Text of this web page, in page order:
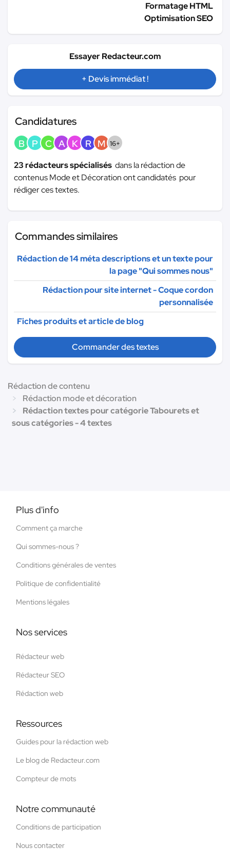
Formatage HTML
Optimisation SEO
Essayer Redacteur.com
+ Devis immédiat !
Candidatures
B P C A K R M 16+
23 rédacteurs spécialisés dans la rédaction de
contenus Mode et Décoration ont candidatés pour
rédiger ces textes.
Commandes similaires
Rédaction de 14 méta descriptions et un texte pour
la page "Qui sommes nous"
Rédaction pour site internet - Coque cordon
personnalisée
Fiches produits et article de blog
Commander des textes
Rédaction de contenu
Rédaction mode et décoration
Rédaction textes pour catégorie Tabourets et
sous catégories - 4 textes
Plus d'info
Comment ça marche
Qui sommes-nous ?
Conditions générales de ventes
Politique de confidentialité
Mentions légales
Nos services
Rédacteur web
Rédacteur SEO
Rédaction web
Ressources
Guides pour la rédaction web
Le blog de Redacteur.com
Compteur de mots
Notre communauté
Conditions de participation
Nous contacter